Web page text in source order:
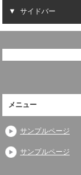
サイドバー
メニュー
サンプルページ
サンプルページ